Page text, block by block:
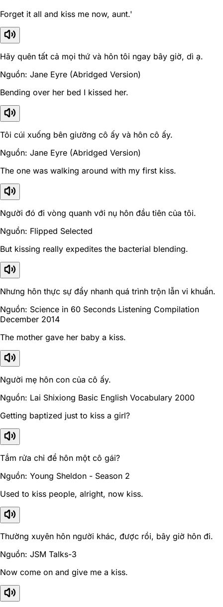
Forget it all and kiss me now, aunt.'
Hãy quên tất cả mọi thứ và hôn tôi ngay bây giờ, dì ạ.
Nguồn: Jane Eyre (Abridged Version)
Bending over her bed I kissed her.
Tôi cúi xuống bên giường cô ấy và hôn cô ấy.
Nguồn: Jane Eyre (Abridged Version)
The one was walking around with my first kiss.
Người đó đi vòng quanh với nụ hôn đầu tiên của tôi.
Nguồn: Flipped Selected
But kissing really expedites the bacterial blending.
Nhưng hôn thực sự đẩy nhanh quá trình trộn lẫn vi khuẩn.
Nguồn: Science in 60 Seconds Listening Compilation
December 2014
The mother gave her baby a kiss.
Người mẹ hôn con của cô ấy.
Nguồn: Lai Shixiong Basic English Vocabulary 2000
Getting baptized just to kiss a girl?
Tắm rửa chỉ để hôn một cô gái?
Nguồn: Young Sheldon - Season 2
Used to kiss people, alright, now kiss.
Thường xuyên hôn người khác, được rồi, bây giờ hôn đi.
Nguồn: JSM Talks-3
Now come on and give me a kiss.